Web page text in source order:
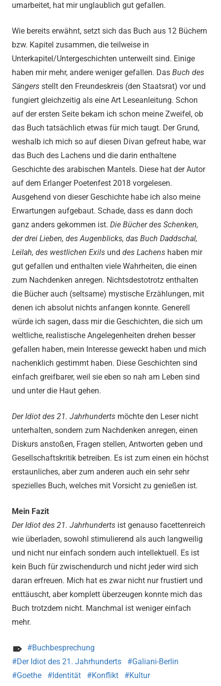
umarbeitet, hat mir unglaublich gut gefallen.
Wie bereits erwähnt, setzt sich das Buch aus 12 Büchern
bzw. Kapitel zusammen, die teilweise in
Unterkapitel/Untergeschichten unterweilt sind. Einige
haben mir mehr, andere weniger gefallen. Das Buch des
Sängers stellt den Freundeskreis (den Staatsrat) vor und
fungiert gleichzeitig als eine Art Leseanleitung. Schon
auf der ersten Seite bekam ich schon meine Zweifel, ob
das Buch tatsächlich etwas für mich taugt. Der Grund,
weshalb ich mich so auf diesen Divan gefreut habe, war
das Buch des Lachens und die darin enthaltene
Geschichte des arabischen Mantels. Diese hat der Autor
auf dem Erlanger Poetenfest 2018 vorgelesen.
Ausgehend von dieser Geschichte habe ich also meine
Erwartungen aufgebaut. Schade, dass es dann doch
ganz anders gekommen ist. Die Bücher des Schenken,
der drei Lieben, des Augenblicks, das Buch Daddschal,
Leilah, des westlichen Exils und des Lachens haben mir
gut gefallen und enthalten viele Wahrheiten, die einen
zum Nachdenken anregen. Nichtsdestotrotz enthalten
die Bücher auch (seltsame) mystische Erzählungen, mit
denen ich absolut nichts anfangen konnte. Generell
würde ich sagen, dass mir die Geschichten, die sich um
weltliche, realistische Angelegenheiten drehen besser
gefallen haben, mein Interesse geweckt haben und mich
nachenklich gestimmt haben. Diese Geschichten sind
einfach greifbarer, weil sie eben so nah am Leben sind
und unter die Haut gehen.
Der Idiot des 21. Jahrhunderts möchte den Leser nicht
unterhalten, sondern zum Nachdenken anregen, einen
Diskurs anstoßen, Fragen stellen, Antworten geben und
Gesellschaftskritik betreiben. Es ist zum einen ein höchst
erstaunliches, aber zum anderen auch ein sehr sehr
spezielles Buch, welches mit Vorsicht zu genießen ist.
Mein Fazit
Der Idiot des 21. Jahrhunderts ist genauso facettenreich
wie überladen, sowohl stimulierend als auch langweilig
und nicht nur einfach sondern auch intellektuell. Es ist
kein Buch für zwischendurch und nicht jeder wird sich
daran erfreuen. Mich hat es zwar nicht nur frustiert und
enttäuscht, aber komplett überzeugen konnte mich das
Buch trotzdem nicht. Manchmal ist weniger einfach
mehr.
Buchbesprechung
Der Idiot des 21. Jahrhunderts
Galiani-Berlin
Goethe
Identität Konflikt
Kultur